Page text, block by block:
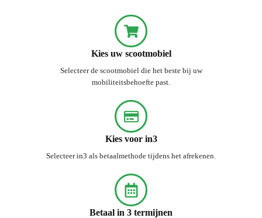
Kies uw scootmobiel
Selecteer de scootmobiel die het beste bij uw
mobiliteitsbehoefte past.
Kies voor in3
Selecteer in3 als betaalmethode tijdens het afrekenen.
Betaal in 3 termijnen